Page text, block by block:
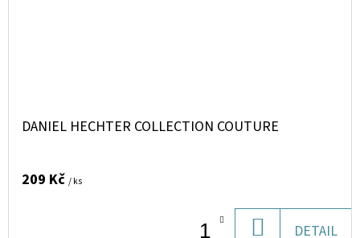
DANIEL HECHTER COLLECTION COUTURE
209 Kč / ks
DETAIL